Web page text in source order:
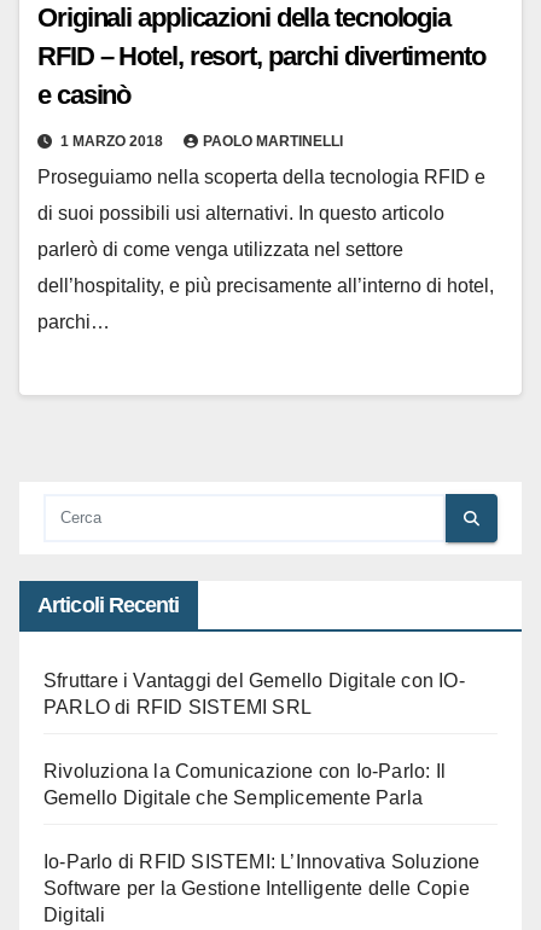
Originali applicazioni della tecnologia
RFID – Hotel, resort, parchi divertimento
e casinò
1 MARZO 2018 PAOLO MARTINELLI
Proseguiamo nella scoperta della tecnologia RFID e
di suoi possibili usi alternativi. In questo articolo
parlerò di come venga utilizzata nel settore
dell’hospitality, e più precisamente all’interno di hotel,
parchi…
Articoli Recenti
Sfruttare i Vantaggi del Gemello Digitale con IO-
PARLO di RFID SISTEMI SRL
Rivoluziona la Comunicazione con Io-Parlo: Il
Gemello Digitale che Semplicemente Parla
Io-Parlo di RFID SISTEMI: L’Innovativa Soluzione
Software per la Gestione Intelligente delle Copie
Digitali